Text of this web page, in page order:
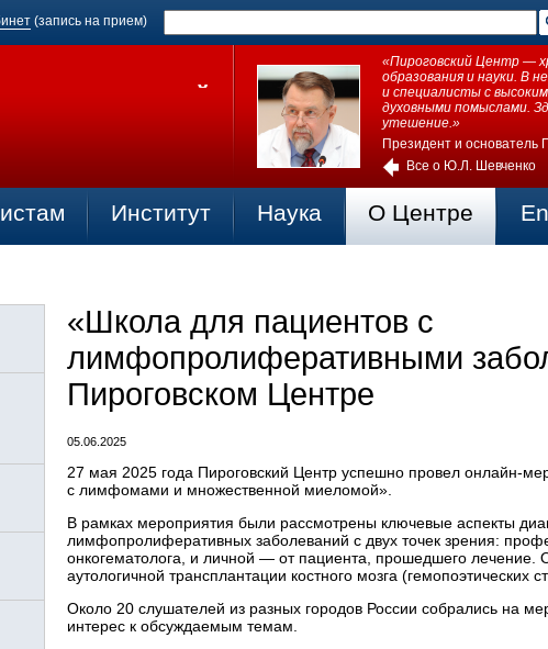
(запись на прием)
«Пироговский Центр —
образования и науки. В
и специалисты с
духовными помыслами.
утешение.»
Президент и основатель
Все о Ю.Л. Шевченко
Институт Наука О Центре
«Школа для пациентов с
лимфопролиферативными
Пироговском Центре
05.06.2025
27 мая 2025 года Пироговский Центр успешно провел онлайн-
с лимфомами и множественной миеломой».
В рамках мероприятия были рассмотрены ключевые аспекты
лимфопролиферативных заболеваний с двух точек зрения:
онкогематолога, и личной — от пациента, прошедшего
аутологичной трансплантации костного мозга (гемопоэтических
Около 20 слушателей из разных городов России собрались на
интерес к обсуждаемым темам.